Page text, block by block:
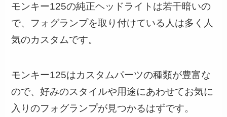
モンキー125の純正ヘッドライトは若干暗いの
で、フォグランプを取り付けている人は多く人
気のカスタムです。
モンキー125はカスタムパーツの種類が豊富な
ので、好みのスタイルや用途にあわせてお気に
入りのフォグランプが見つかるはずです。